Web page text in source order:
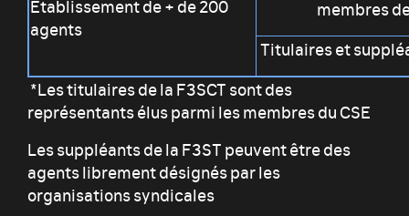
Établissement de + de 200
agents
membres
Titulaires et
*Les titulaires de la F3SCT sont des
représentants élus parmi les membres du CSE
Les suppléants de la F3ST peuvent être des
agents librement désignés par les
organisations syndicales